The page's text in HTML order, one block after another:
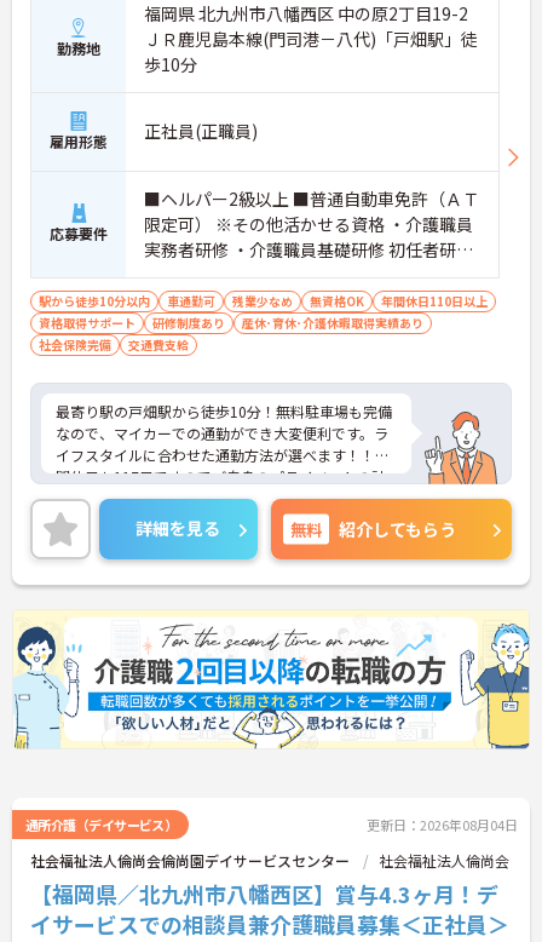
勤務地
福岡県 北九州市八幡西区 中の原2丁目19-2
ＪＲ鹿児島本線(門司港－八代)「戸畑駅」徒
歩10分
雇用形態 正社員(正職員)
応募要件
■ヘルパー2級以上 ■普通自動車免許（ＡＴ
限定可） ※その他活かせる資格 ・介護職員
実務者研修 ・介護職員基礎研修 初任者研修
・ヘルパー1級・ヘルパー2級 その他
駅から徒歩10分以内 車通勤可 残業少なめ 無資格OK
年間休日110日以上
資格取得サポート
研修制度あり
産休･育休･介護休暇取得実績あり
社会保険完備
交通費支給
最寄り駅の戸畑駅から徒歩10分！無料駐車場も完備
なので、マイカーでの通勤ができ大変便利です。ラ
イフスタイルに合わせた通勤方法が選べます！！年
間休日も117日ですのでご自身のプライベートの計
画も立てやすいのはすごく魅力的ですよね☆育児休
業の取得実績もあり！今、子育て中のお母さん、将
来結婚や出産をお考えの方も安心して働ける環境が
整っています。毎月の各種手当ても充実です！！ご
興味ある方には、面接対策ポイントなど、さらに詳
細をお話しいたしますのでお気軽にご相談くださ
い。
詳細を見る 無料 紹介してもらう
通所介護（デイサービス） 更新日：2026年08月04日
社会福祉法人倫尚会倫尚園デイサービスセンター 社会福祉法人倫尚会
【福岡県／北九州市八幡西区】賞与4.3ヶ月！デ
イサービスでの相談員兼介護職員募集＜正社員＞